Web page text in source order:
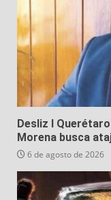
Desliz I
Morena busca
6 de agosto de 2026